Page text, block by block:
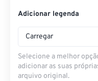
Adicionar legenda
Carregar
Selecione a melhor
adicionar as suas
arquivo original.